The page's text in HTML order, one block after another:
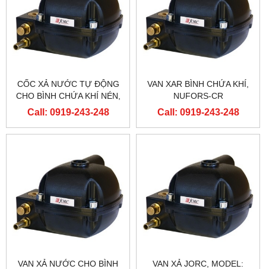
CỐC XẢ NƯỚC TỰ ĐỘNG
CHO BÌNH CHỨA KHÍ NÉN,
NUFORS-CR
Call: 0919-243-248
VAN XAR BÌNH CHỨA KHÍ,
NUFORS-CR
Call: 0919-243-248
VAN XẢ NƯỚC CHO BÌNH
VAN XẢ JORC, MODEL: